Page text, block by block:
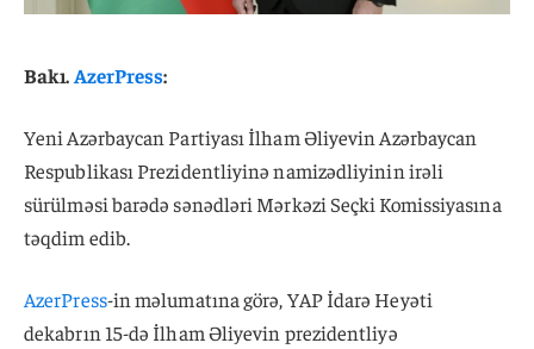
Bakı.AzerPress:
Yeni Azərbaycan Partiyası İlham Əliyevin Azərbaycan
Respublikası Prezidentliyinə namizədliyinin irəli
sürülməsi barədə sənədləri Mərkəzi Seçki Komissiyasına
təqdim edib.
AzerPress-in məlumatına görə, YAP İdarə Heyəti
dekabrın 15-də İlham Əliyevin prezidentliyə